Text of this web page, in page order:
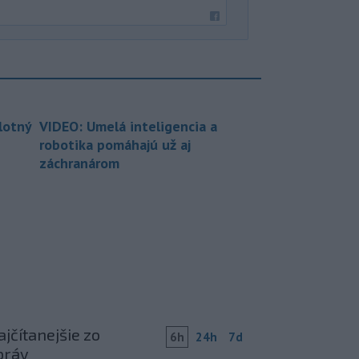
VIDEO: Umelá inteligencia a
robotika pomáhajú už aj
záchranárom
zo
6h 24h 7d